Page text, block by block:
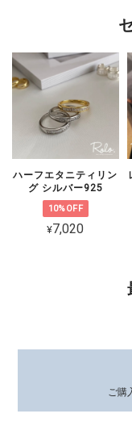
CZ 5
可愛くて品があり、と
ハーフエタニティリン
グ シルバー925
10%OFF
¥7,020
ご購